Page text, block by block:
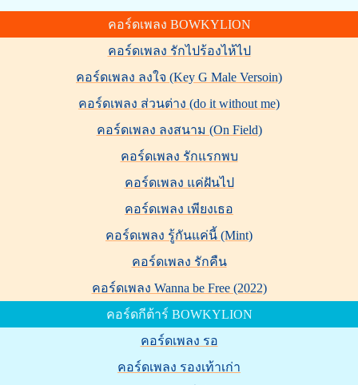
คอร์ดเพลง BOWKYLION
คอร์ดเพลง รักไปร้องไห้ไป
คอร์ดเพลง ลงใจ (Key G Male Versoin)
คอร์ดเพลง ส่วนต่าง (do it without me)
คอร์ดเพลง ลงสนาม (On Field)
คอร์ดเพลง รักแรกพบ
คอร์ดเพลง แค่ฝันไป
คอร์ดเพลง เพียงเธอ
คอร์ดเพลง รู้กันแค่นี้ (Mint)
คอร์ดเพลง รักคืน
คอร์ดเพลง Wanna be Free (2022)
คอร์ดกีต้าร์ BOWKYLION
คอร์ดเพลง รอ
คอร์ดเพลง รองเท้าเก่า